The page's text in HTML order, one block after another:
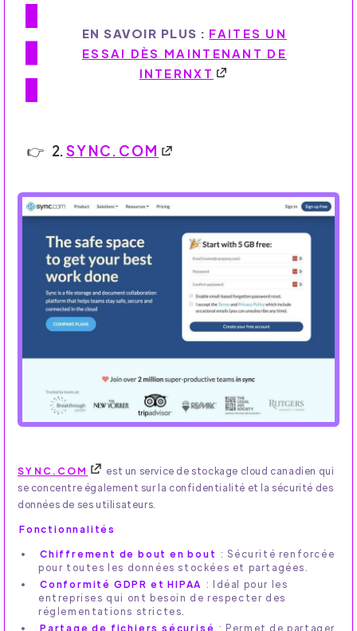
EN SAVOIR PLUS : FAITES UN
ESSAI DÈS MAINTENANT DE
INTERNXT
2.SYNC.COM
SYNC.COM
est un service de stockage cloud canadien qui
se concentre également sur la confidentialité et la sécurité des
données de ses utilisateurs.
Fonctionnalités
Chiffrement de bout en bout : Sécurité renforcée
pour toutes les données stockées et partagées.
Conformité GDPR et HIPAA : Idéal pour les
entreprises qui ont besoin de respecter des
réglementations strictes.
Partage de fichiers sécurisé : Permet de partager